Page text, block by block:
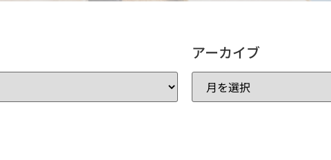
アーカイブ